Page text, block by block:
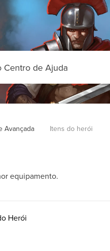
Avançada Itens do herói
equipamento.
Herói